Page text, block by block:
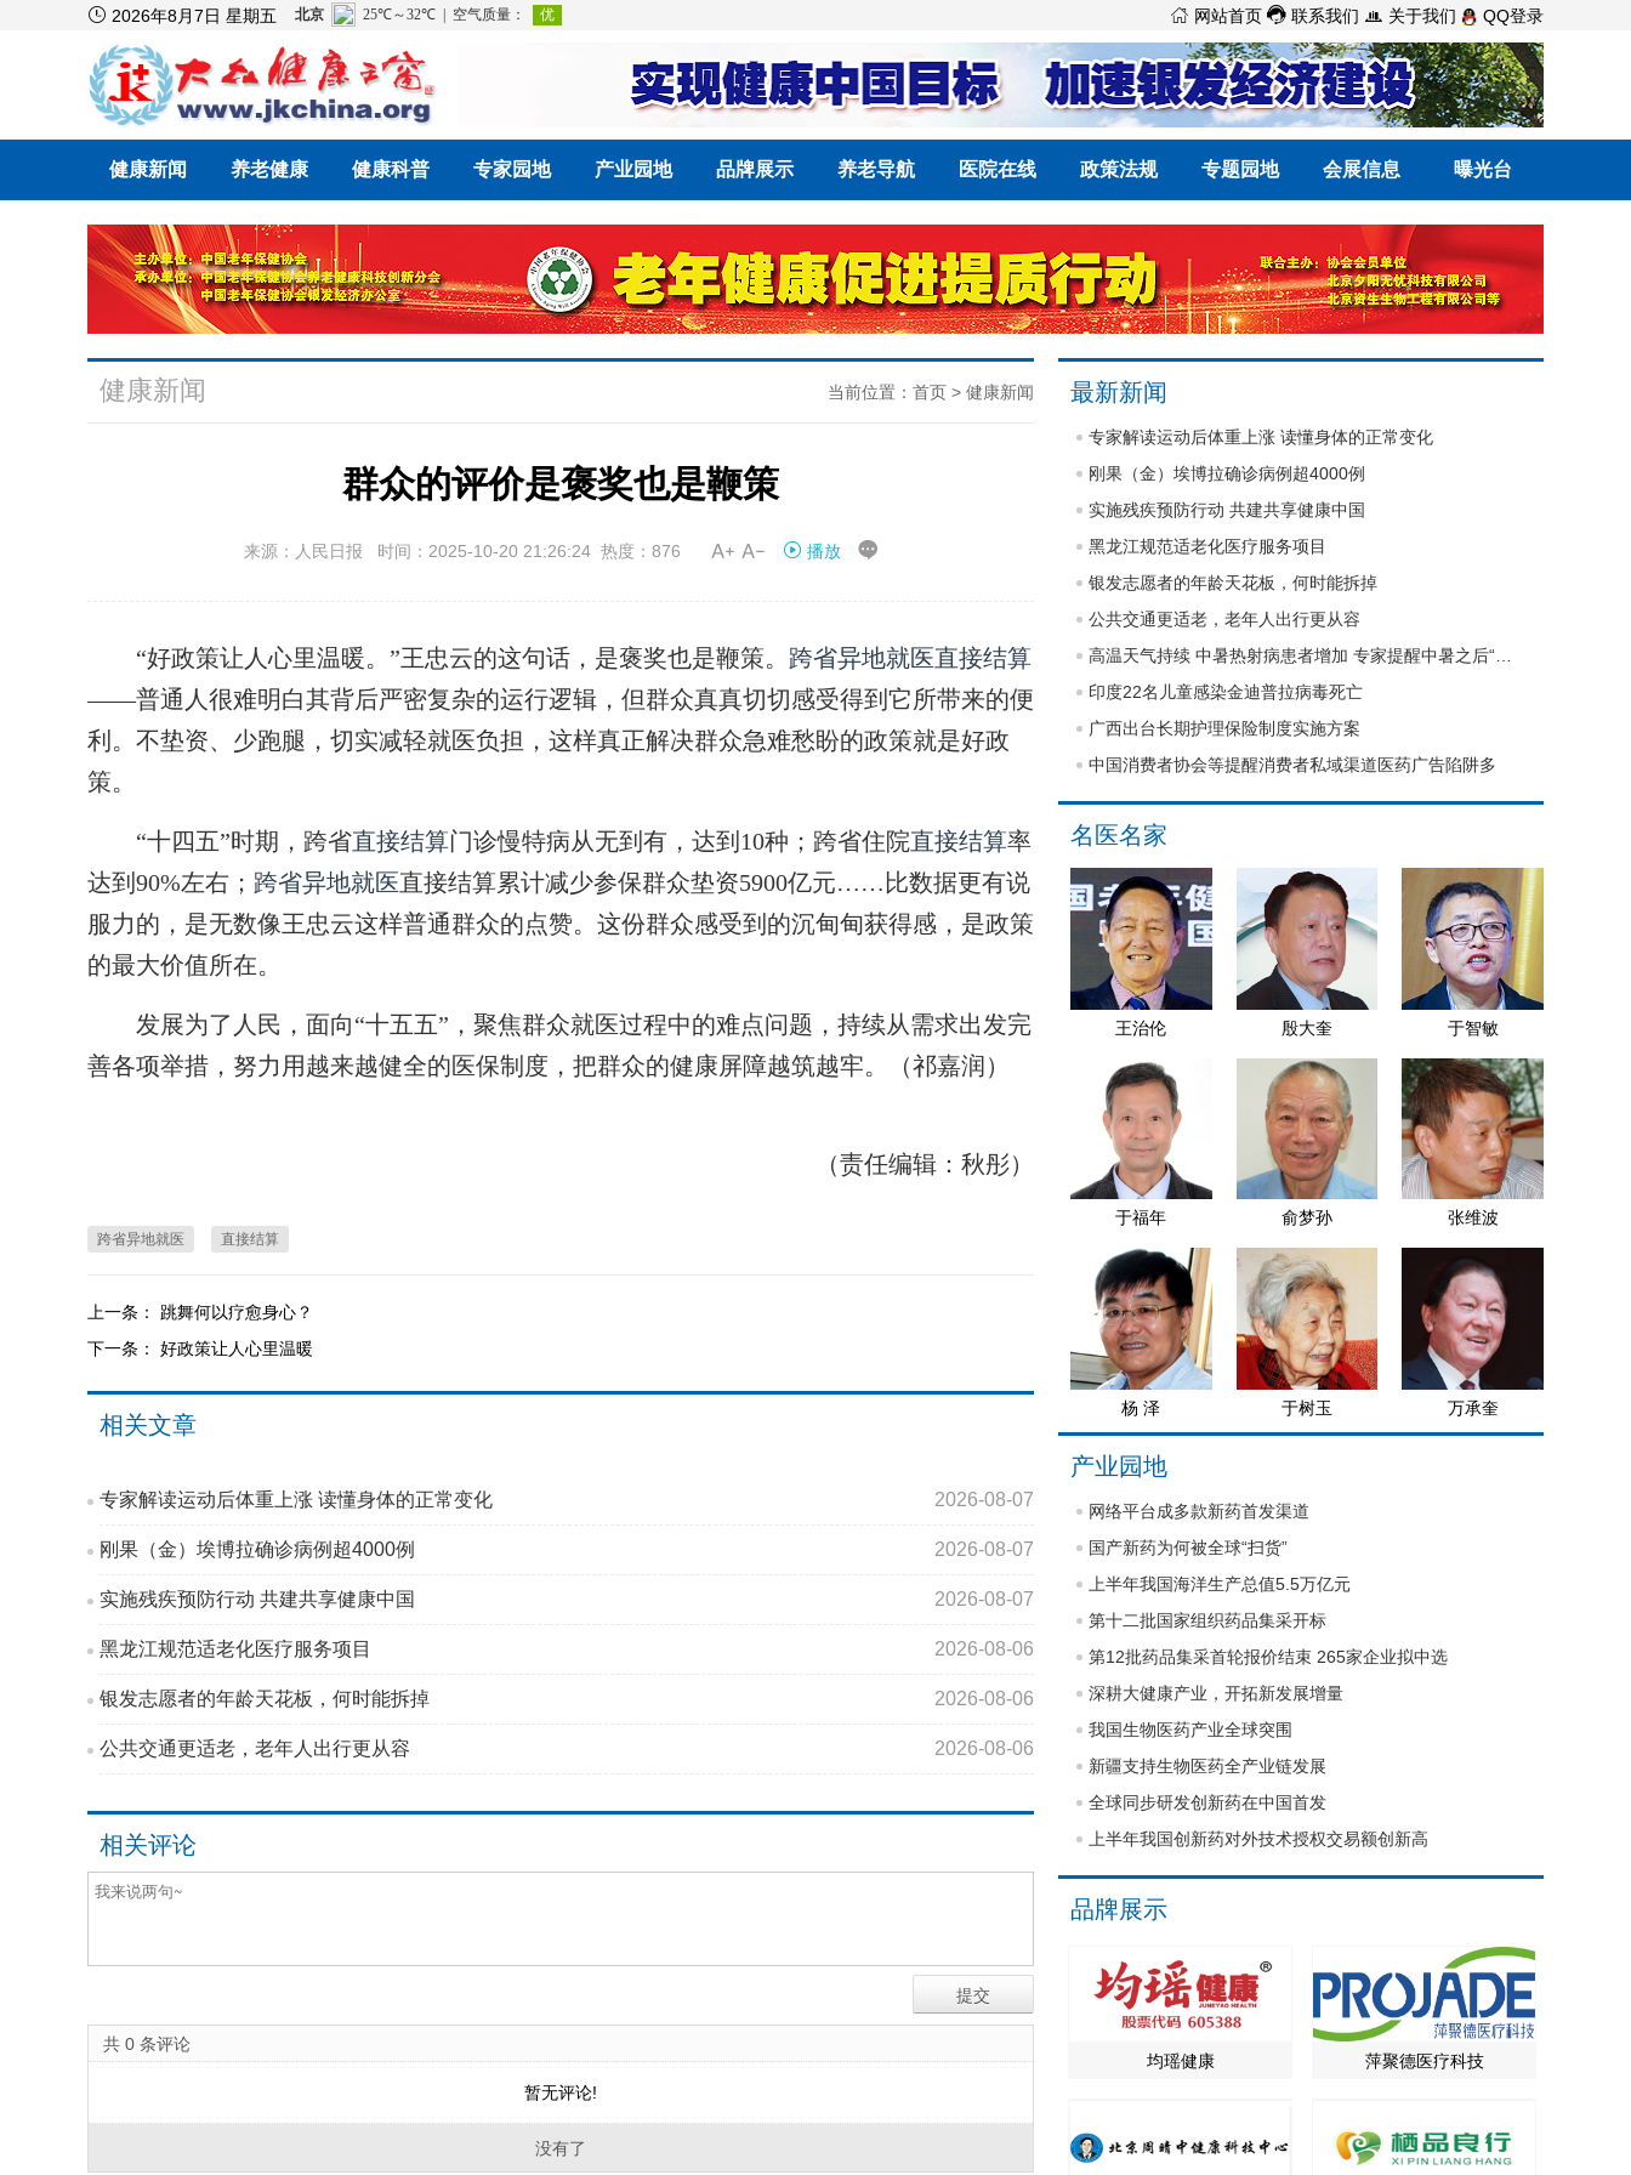
 2026年8月7日 星期五  网站首页  联系我们  关于我们 QQ登录
健康新闻 养老健康 健康科普 专家园地 产业园地 品牌展示 养老导航 医院在线 政策法规 专题园地 会展信息 曝光台
健康新闻 当前位置： 首页 > 健康新闻
群众的评价是褒奖也是鞭策
来源：人民日报 时间：2025-10-20 21:26:24 热度：876  播放 
“好政策让人心里温暖。”王忠云的这句话，是褒奖也是鞭策。 跨省异地就医直接结算
——普通人很难明白其背后严密复杂的运行逻辑，但群众真真切切感受得到它所带来的便
利。不垫资、少跑腿，切实减轻就医负担，这样真正解决群众急难愁盼的政策就是好政
策。
“十四五”时期，跨省直接结算门诊慢特病从无到有，达到10种；跨省住院直接结算率
达到90%左右； 跨省异地就医直接结算累计减少参保群众垫资5900亿元……比数据更有说
服力的，是无数像王忠云这样普通群众的点赞。这份群众感受到的沉甸甸获得感，是政策
的最大价值所在。
发展为了人民，面向“十五五”，聚焦群众就医过程中的难点问题，持续从需求出发完
善各项举措，努力用越来越健全的医保制度，把群众的健康屏障越筑越牢。（祁嘉润）
（责任编辑：秋彤）
跨省异地就医 直接结算
上一条： 跳舞何以疗愈身心？
下一条： 好政策让人心里温暖
相关文章
专家解读运动后体重上涨 读懂身体的正常变化 2026-08-07
刚果（金）埃博拉确诊病例超4000例 2026-08-07
实施残疾预防行动 共建共享健康中国 2026-08-07
黑龙江规范适老化医疗服务项目 2026-08-06
银发志愿者的年龄天花板，何时能拆掉 2026-08-06
公共交通更适老，老年人出行更从容 2026-08-06
相关评论
共 0 条评论
暂无评论!
没有了
最新新闻
专家解读运动后体重上涨 读懂身体的正常变化
刚果（金）埃博拉确诊病例超4000例
实施残疾预防行动 共建共享健康中国
黑龙江规范适老化医疗服务项目
银发志愿者的年龄天花板，何时能拆掉
公共交通更适老，老年人出行更从容
印度22名儿童感染金迪普拉病毒死亡
广西出台长期护理保险制度实施方案
中国消费者协会等提醒消费者私域渠道医药广告陷阱多
名医名家
王治伦 殷大奎 于智敏
于福年 俞梦孙 张维波
杨 泽 于树玉 万承奎
产业园地
网络平台成多款新药首发渠道
国产新药为何被全球“扫货”
上半年我国海洋生产总值5.5万亿元
第十二批国家组织药品集采开标
第12批药品集采首轮报价结束 265家企业拟中选
深耕大健康产业，开拓新发展增量
我国生物医药产业全球突围
新疆支持生物医药全产业链发展
全球同步研发创新药在中国首发
上半年我国创新药对外技术授权交易额创新高
品牌展示
均瑶健康 萍聚德医疗科技